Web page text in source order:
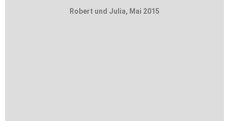
Robert und Julia, Mai 2015